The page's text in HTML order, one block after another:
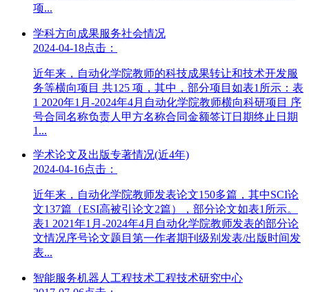
项...
学科方向成果服务社会情况
2024-04-18点击：
近年来，自动化学院教师的科技成果转让和技术开发服
务等横向项目 共125 项，其中，部分项目如表1所示：表
1 2020年1月-2024年4月自动化学院教师横向科研项目 序
号合同名称负责人甲方名称合同金额签订日期终止日期
1...
学术论文及出版专著情况(近4年)
2024-04-16点击：
近年来，自动化学院教师发表论文150多篇，其中SCI论
文137篇（ESI高被引论文2篇），部分论文如表1所示。
表1 2021年1月-2024年4月自动化学院教师发表的部分论
文情况序号论文题目第一作者期刊级别发表/出版时间发
表...
智能服务机器人工程技术工程技术研究中心